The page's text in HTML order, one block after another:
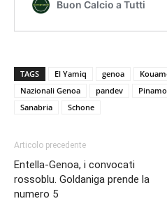
TAGS El Yamiq genoa
Nazionali Genoa
pandev
Sanabria
Schone
Articolo precedente
Entella-Genoa, i convocati
rossoblu. Goldaniga prende la
numero 5